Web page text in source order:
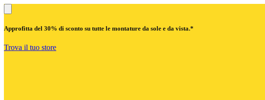
Approfitta del 30% di sconto su tutte le montature da sole e da vista.*
Trova il tuo store